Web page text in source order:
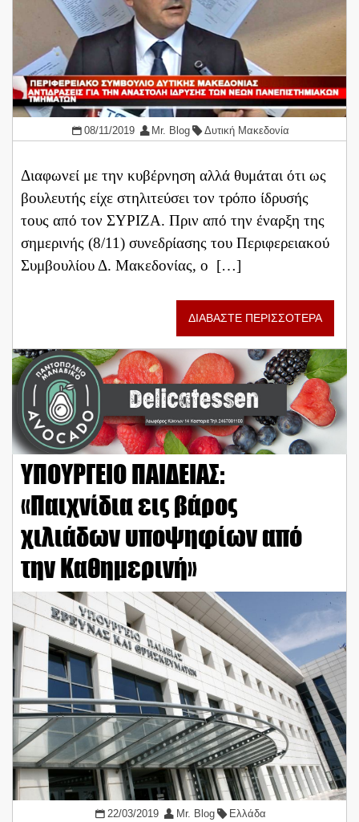
08/11/2019 Mr. Blog Δυτική Μακεδονία
Διαφωνεί με την κυβέρνηση αλλά θυμάται ότι ως
βουλευτής είχε στηλιτεύσει τον τρόπο ίδρυσής
τους από τον ΣΥΡΙΖΑ. Πριν από την έναρξη της
σημερινής (8/11) συνεδρίασης του Περιφερειακού
Συμβουλίου Δ. Μακεδονίας, ο […]
ΔΙΑΒΑΣΤΕ ΠΕΡΙΣΣΟΤΕΡΑ
ΥΠΟΥΡΓΕΙΟ ΠΑΙΔΕΙΑΣ:
«Παιχνίδια εις βάρος
χιλιάδων υποψηφίων από
την Καθημερινή»
22/03/2019 Mr. Blog Ελλάδα